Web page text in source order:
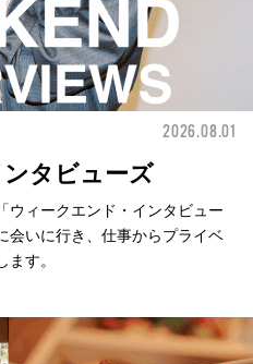
2026.08.01
タビューズ
ウィークエンド・インタビュー
会いに行き、仕事からプライベ
す。